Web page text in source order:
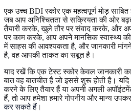
एक उच्च BDI स्कोर एक महत्वपूर्ण मोड़
जब आप अनिश्चितता से सक्रियता की ओर
तैयारी करके, खुले तौर पर संवाद करके, और
पर काम करके, आप अपने मानसिक स्वास्थ्य की
में साहस की आवश्यकता है, और जानकारी
है, वह आपकी ताकत का सबूत है।
याद रखें कि एक टेस्ट स्कोर केवल जानकारी
बात वह बातचीत है जो इससे शुरू होती है। यदि
करने के लिए तैयार हैं या अपनी अगली
हैं, तो आप हमेशा हमारे गोपनीय और मान्य
कर सकते हैं ।